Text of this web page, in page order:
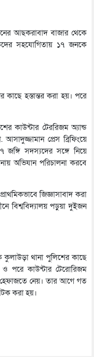
আছকরাবাদ বাজার থেকে
সহযোগিতায় ১৭ জনকে
হস্তান্তর করা হয়। পরে
কাউন্টার টেররিজম অ্যান্ড
আসাদুজ্জামান প্রেস ব্রিফিংয়ে
সদস্যদের সঙ্গে নিয়ে
অভিযান পরিচালনা করবে
জিজ্ঞাসাবাদ করা
বিশ্ববিদ্যালয় পড়ুয়া দুইজন
থানা পুলিশের কাছে
ও পরে কাউন্টার টেরোরিজম
হেফাজতে নেয়। তার আগে গত
করা হয়।